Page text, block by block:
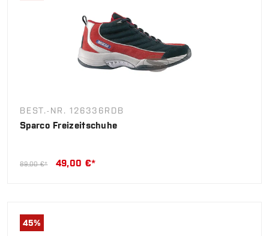
BEST.-NR. 126336RDB
Sparco Freizeitschuhe
89,00 €* 49,00 €*
45%